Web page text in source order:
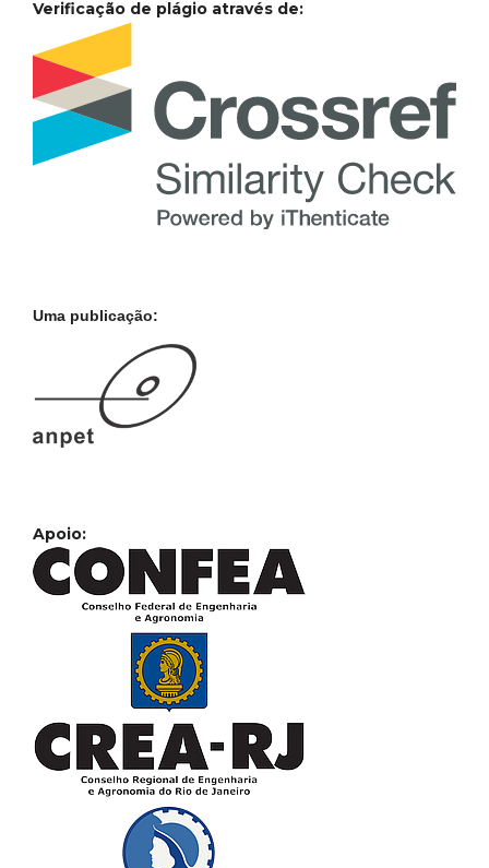
Verificação de plágio através de:
Uma publicação:
Apoio: